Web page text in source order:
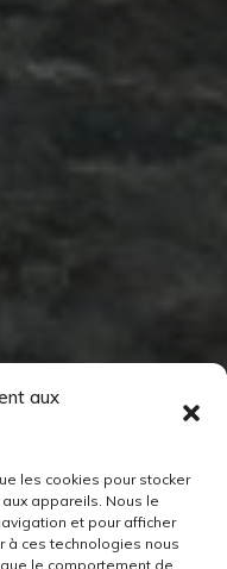
aux
les cookies pour stocker
appareils. Nous le
et pour afficher
à ces technologies nous
le comportement de